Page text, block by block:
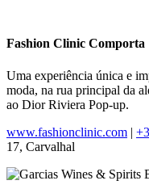
Fashion Clinic Comporta
Uma experiência única e
moda, na rua principal da
ao Dior Riviera Pop-up.
www.fashionclinic.com |
17, Carvalhal